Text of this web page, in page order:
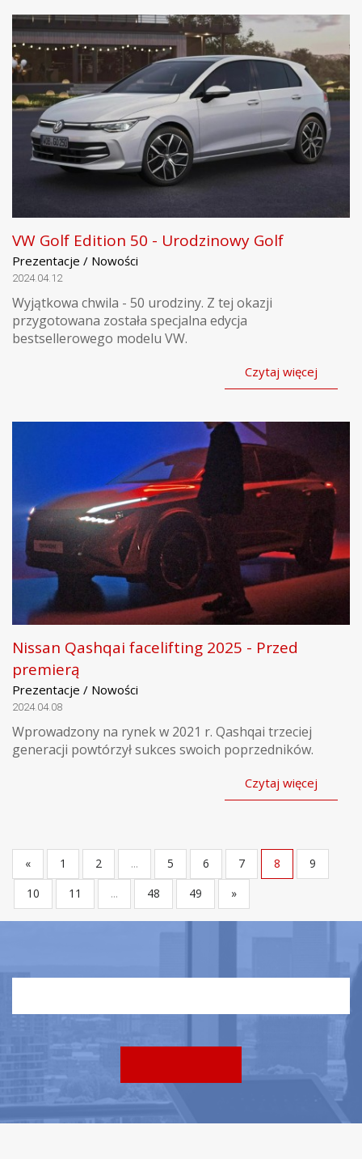
VW Golf Edition 50 - Urodzinowy Golf
Prezentacje / Nowości
2024.04.12
Wyjątkowa chwila - 50 urodziny. Z tej okazji
przygotowana została specjalna edycja
bestsellerowego modelu VW.
Czytaj więcej
Nissan Qashqai facelifting 2025 - Przed
premierą
Prezentacje / Nowości
2024.04.08
Wprowadzony na rynek w 2021 r. Qashqai trzeciej
generacji powtórzył sukces swoich poprzedników.
Czytaj więcej
« 1 2 ... 5 6 7 8
9
10
11 ... 48 49 »